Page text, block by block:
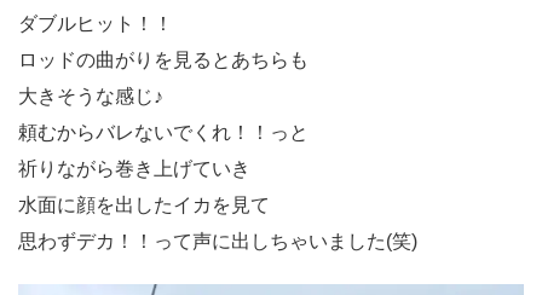
ダブルヒット！！
ロッドの曲がりを見るとあちらも
大きそうな感じ♪
頼むからバレないでくれ！！っと
祈りながら巻き上げていき
水面に顔を出したイカを見て
思わずデカ！！って声に出しちゃいました(笑)